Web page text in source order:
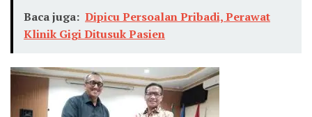
Baca juga: Dipicu Persoalan Pribadi, Perawat
Klinik Gigi Ditusuk Pasien